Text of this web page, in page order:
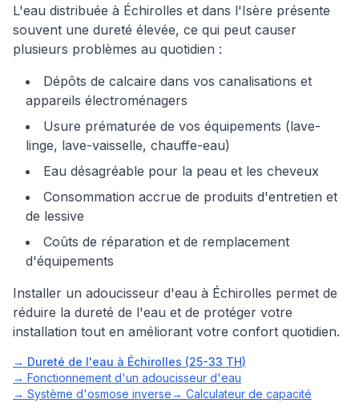
L'eau distribuée à Échirolles et dans l'Isère présente
souvent une dureté élevée, ce qui peut causer
plusieurs problèmes au quotidien :
Dépôts de calcaire dans vos canalisations et
appareils électroménagers
Usure prématurée de vos équipements (lave-
linge, lave-vaisselle, chauffe-eau)
Eau désagréable pour la peau et les cheveux
Consommation accrue de produits d'entretien et
de lessive
Coûts de réparation et de remplacement
d'équipements
Installer un adoucisseur d'eau à Échirolles permet de
réduire la dureté de l'eau et de protéger votre
installation tout en améliorant votre confort quotidien.
→ Dureté de l'eau à Échirolles (25-33 TH)
→ Fonctionnement d'un adoucisseur d'eau
→ Système d'osmose inverse→ Calculateur de capacité